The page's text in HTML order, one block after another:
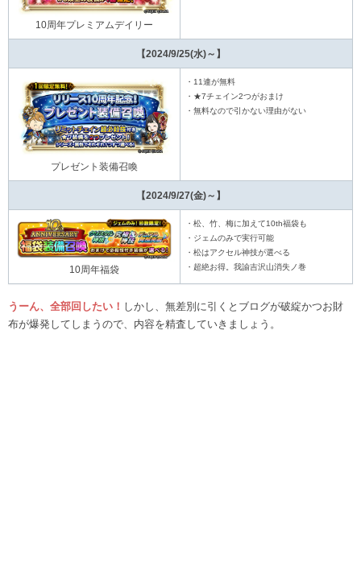
10周年プレミアムデイリー
【2024/9/25(水)～】
プレゼント装備召喚
・11連が無料
・★7チェイン2つがおまけ
・無料なので引かない理由がない
【2024/9/27(金)～】
10周年福袋
・松、竹、梅に加えて10th福袋も
・ジェムのみで実行可能
・松はアクセル神技が選べる
・超絶お得。我諭吉沢山消失ノ巻
うーん、全部回したい！ しかし、無差別に引くとブログが破綻かつお財
布が爆発してしまうので、内容を精査していきましょう。